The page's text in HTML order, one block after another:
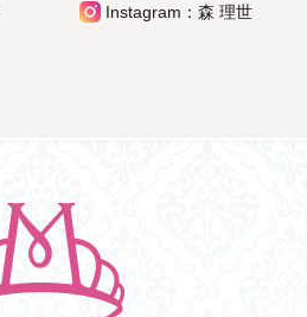
Instagram：森 理世